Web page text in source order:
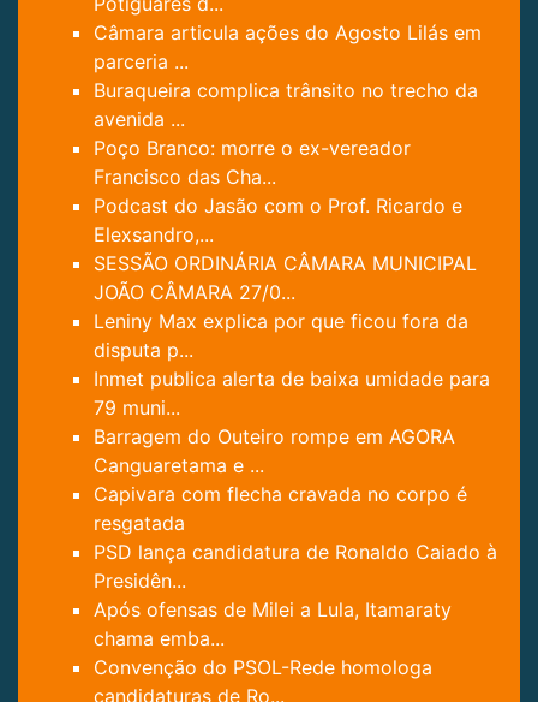
Câmara articula ações do Agosto Lilás em
parceria ...
Buraqueira complica trânsito no trecho da
avenida ...
Poço Branco: morre o ex-vereador
Francisco das Cha...
Podcast do Jasão com o Prof. Ricardo e
Elexsandro,...
SESSÃO ORDINÁRIA CÂMARA MUNICIPAL
JOÃO CÂMARA 27/0...
Leniny Max explica por que ficou fora da
disputa p...
Inmet publica alerta de baixa umidade para
79 muni...
Barragem do Outeiro rompe em AGORA
Canguaretama e ...
Capivara com flecha cravada no corpo é
resgatada
PSD lança candidatura de Ronaldo Caiado à
Presidên...
Após ofensas de Milei a Lula, Itamaraty
chama emba...
Convenção do PSOL-Rede homologa
candidaturas de Ro...